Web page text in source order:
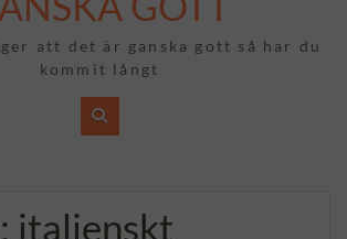
att det är ganska gott så har du
kommit långt
italienskt